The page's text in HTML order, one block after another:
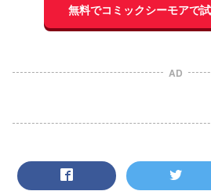
無料でコミックシーモアで
AD